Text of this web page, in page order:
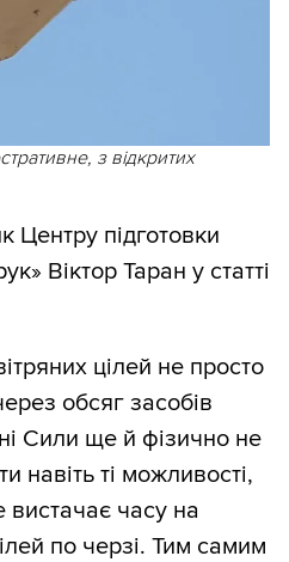
з відкритих
Центру підготовки
Віктор Таран у статті
цілей не просто
обсяг засобів
Сили ще й фізично не
навіть ті можливості,
вистачає часу на
по черзі. Тим самим